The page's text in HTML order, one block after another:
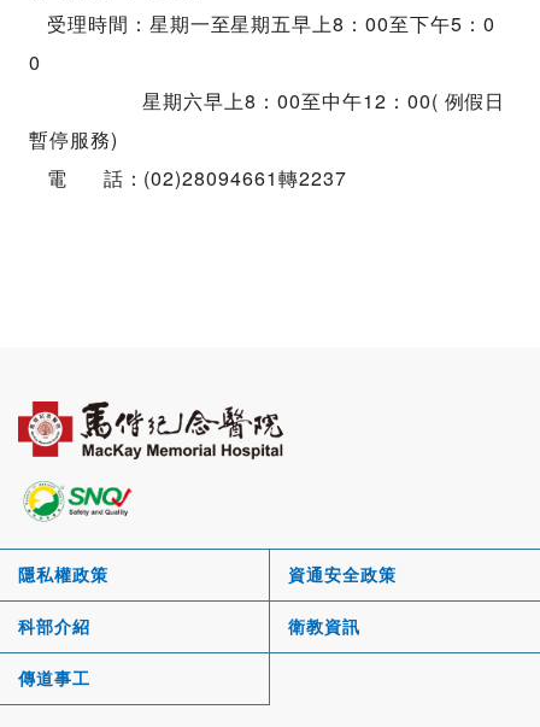
受理時間：星期一至星期五早上8：00至下午5：0
0
星期六早上8：00至中午12：00( 例假日
暫停服務)
電 話：(02)28094661轉2237
隱私權政策 資通安全政策
科部介紹 衛教資訊
傳道事工